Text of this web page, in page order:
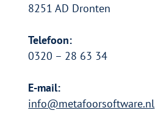
8251 AD Dronten
Telefoon:
0320 – 28 63 34
E-mail:
info@metafoorsoftware.nl